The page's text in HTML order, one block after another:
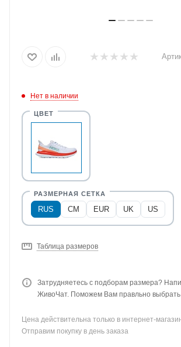
Нет в наличии
RUS CM EUR UK US
Таблица размеров
Затрудняетесь с подборам размера?
ЖивоЧат. Поможем Вам правльно выбрать
Цена действительна только в интернет-
Отправим покупку в день заказа